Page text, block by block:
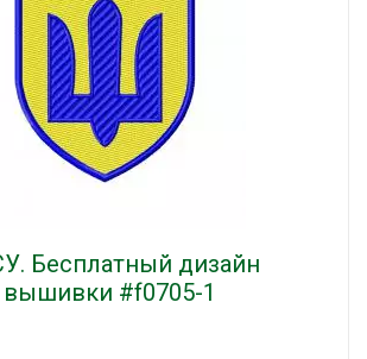
Бесплатный дизайн
#f0705-1